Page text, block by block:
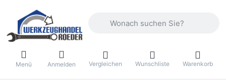
Menü Anmelden Vergleichen Wunschliste Warenkorb